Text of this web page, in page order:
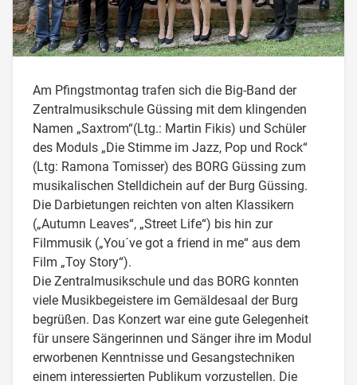
Am Pfingstmontag trafen sich die Big-Band der
Zentralmusikschule Güssing mit dem klingenden
Namen „Saxtrom“(Ltg.: Martin Fikis) und Schüler
des Moduls „Die Stimme im Jazz, Pop und Rock“
(Ltg: Ramona Tomisser) des BORG Güssing zum
musikalischen Stelldichein auf der Burg Güssing.
Die Darbietungen reichten von alten Klassikern
(„Autumn Leaves“, „Street Life“) bis hin zur
Filmmusik („You´ve got a friend in me“ aus dem
Film „Toy Story“).
Die Zentralmusikschule und das BORG konnten
viele Musikbegeistere im Gemäldesaal der Burg
begrüßen. Das Konzert war eine gute Gelegenheit
für unsere Sängerinnen und Sänger ihre im Modul
erworbenen Kenntnisse und Gesangstechniken
einem interessierten Publikum vorzustellen. Die